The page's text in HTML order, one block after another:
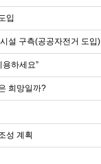
입
설 구측(공공자전거 도입)
하세요”
희망일까?
성 계획